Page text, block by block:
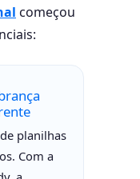
começou
planilhas
Com a